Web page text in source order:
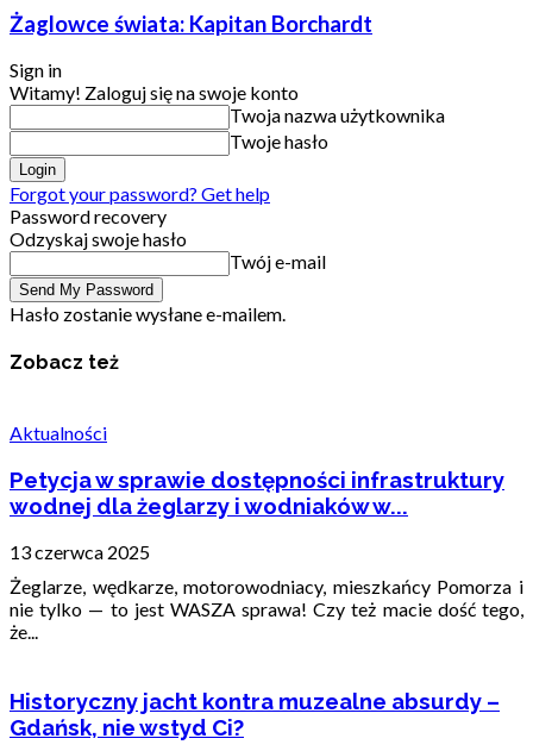
Żaglowce świata: Kapitan Borchardt
Sign in
Witamy! Zaloguj się na swoje konto
Twoja nazwa użytkownika
Twoje hasło
Forgot your password? Get help
Password recovery
Odzyskaj swoje hasło
Twój e-mail
Hasło zostanie wysłane e-mailem.
Zobacz też
Aktualności
Petycja w sprawie dostępności infrastruktury
wodnej dla żeglarzy i wodniaków w...
13 czerwca 2025
Żeglarze, wędkarze, motorowodniacy, mieszkańcy Pomorza i
nie tylko — to jest WASZA sprawa! Czy też macie dość tego,
że...
Historyczny jacht kontra muzealne absurdy –
Gdańsk, nie wstyd Ci?